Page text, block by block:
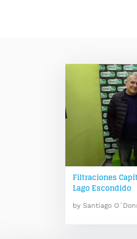
Filtraciones
Lago Escondido
by Santiago